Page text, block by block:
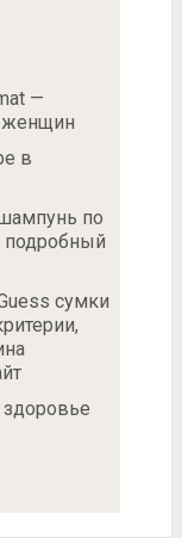
—
женщин
в
по
подробный
сумки